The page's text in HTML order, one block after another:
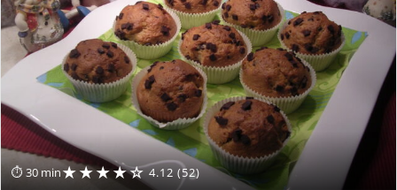
⏱ 30 min★★★★☆ 4.12 (52)